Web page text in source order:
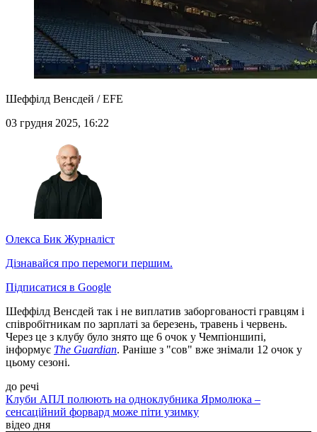
Шеффілд Венсдей / EFE
03 грудня 2025, 16:22
Олекса Бик Журналіст
Дізнавайся про перемоги першим.
Підписатися в Google
Шеффілд Венсдей так і не виплатив заборгованості гравцям і
співробітникам по зарплаті за березень, травень і червень.
Через це з клубу було знято ще 6 очок у Чемпіоншипі,
інформує The Guardian. Раніше з "сов" вже знімали 12 очок у
цьому сезоні.
до речі
Клуби АПЛ полюють на одноклубника Ярмолюка –
сенсаційний форвард може піти узимку
відео дня